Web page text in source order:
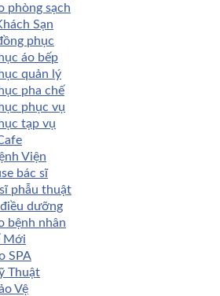
phòng sạch
Sạn
phục
áo bếp
quản lý
pha chế
phục vụ
tạp vụ
Viện
bác sĩ
phẫu thuật
dưỡng
bệnh nhân
Mới
SPA
Thuật
Vệ